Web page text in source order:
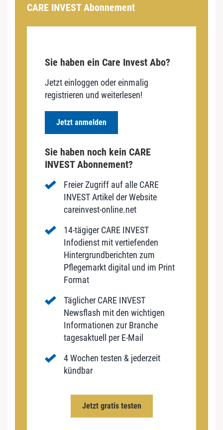
CARE INVEST Abonnement
Sie haben ein Care Invest Abo?
Jetzt einloggen oder einmalig
registrieren und weiterlesen!
Jetzt anmelden
Sie haben noch kein CARE
INVEST Abonnement?
Freier Zugriff auf alle CARE
INVEST Artikel der Website
careinvest-online.net
14-tägiger CARE INVEST
Infodienst mit vertiefenden
Hintergrundberichten zum
Pflegemarkt digital und im Print
Format
Täglicher CARE INVEST
Newsflash mit den wichtigen
Informationen zur Branche
tagesaktuell per E-Mail
4 Wochen testen & jederzeit
kündbar
Jetzt gratis testen